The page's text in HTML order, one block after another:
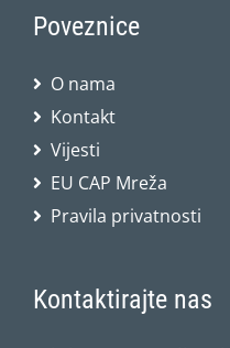
Poveznice
O nama
Kontakt
Vijesti
EU CAP Mreža
Pravila privatnosti
Kontaktirajte nas